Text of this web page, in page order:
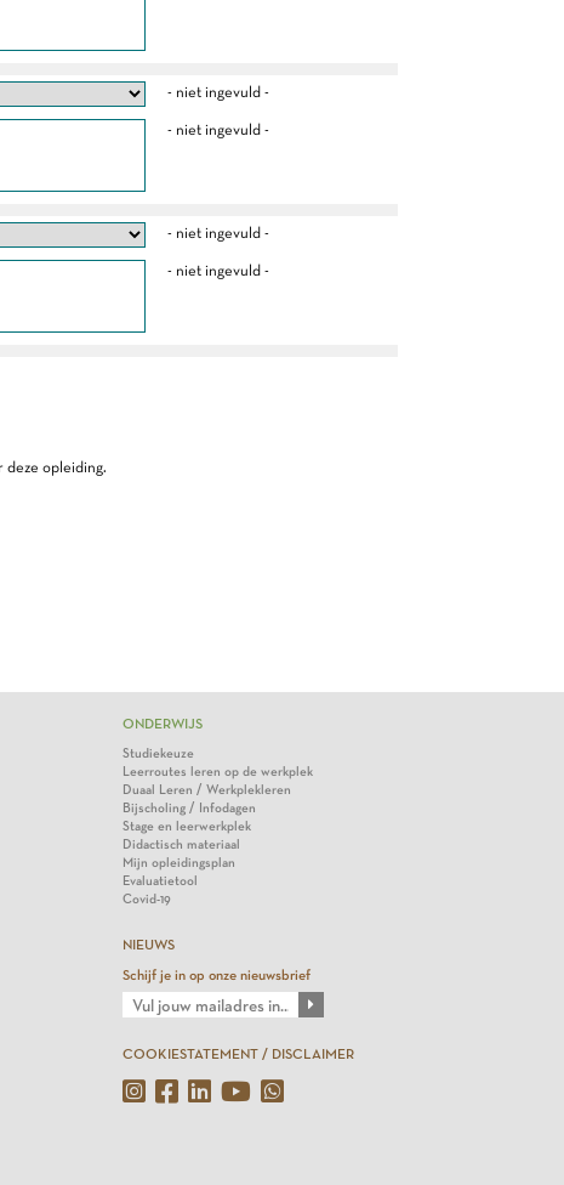
- niet ingevuld -
- niet ingevuld -
- niet ingevuld -
- niet ingevuld -
opleiding.
ONDERWIJS
Studiekeuze
Leerroutes leren op de werkplek
Duaal Leren / Werkplekleren
Bijscholing / Infodagen
Stage en leerwerkplek
Didactisch materiaal
Mijn opleidingsplan
Evaluatietool
Covid-19
NIEUWS
Schijf je in op onze nieuwsbrief
COOKIESTATEMENT / DISCLAIMER